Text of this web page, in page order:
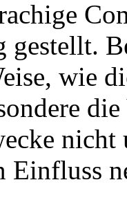
gestellt.
wie
nicht
Einfluss